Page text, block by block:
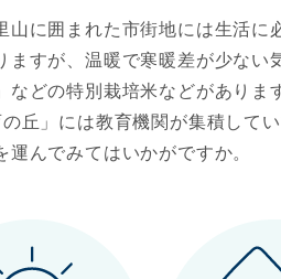
に囲まれた市街地には生活に
すが、温暖で寒暖差が少ない
どの特別栽培米などがありま
丘」には教育機関が集積して
んでみてはいかがですか。